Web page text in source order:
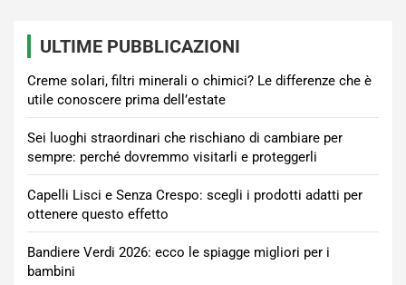
ULTIME PUBBLICAZIONI
Creme solari, filtri minerali o chimici? Le differenze che è
utile conoscere prima dell’estate
Sei luoghi straordinari che rischiano di cambiare per
sempre: perché dovremmo visitarli e proteggerli
Capelli Lisci e Senza Crespo: scegli i prodotti adatti per
ottenere questo effetto
Bandiere Verdi 2026: ecco le spiagge migliori per i
bambini